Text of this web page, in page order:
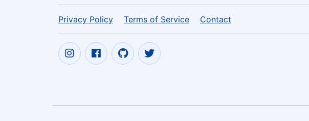
Privacy Policy Terms of Service Contact